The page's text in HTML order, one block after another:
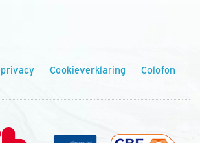
Cookieverklaring Colofon